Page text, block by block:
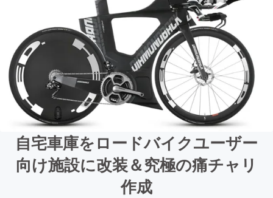
自宅車庫をロードバイクユーザー
向け施設に改装＆究極の痛チャリ
作成